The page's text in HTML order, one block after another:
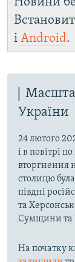
і Android.
України
24 лютого
і в повітрі
вторгнення
столицю
півдні
та
Сумщини та
На початку